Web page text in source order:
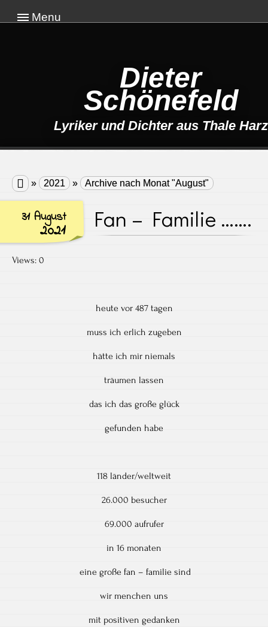
Menu
Dieter
Schönefeld
Lyriker und Dichter aus Thale Harz
 » 2021 » Archive nach Monat "August"
31 August
2021 Fan – Familie …….
Views: 0
heute vor 487 tagen
muss ich erlich zugeben
hätte ich mir niemals
träumen lassen
das ich das große glück
gefunden habe
118 länder/weltweit
26.000 besucher
69.000 aufrufer
in 16 monaten
eine große fan – familie sind
wir menchen uns
mit positiven gedanken